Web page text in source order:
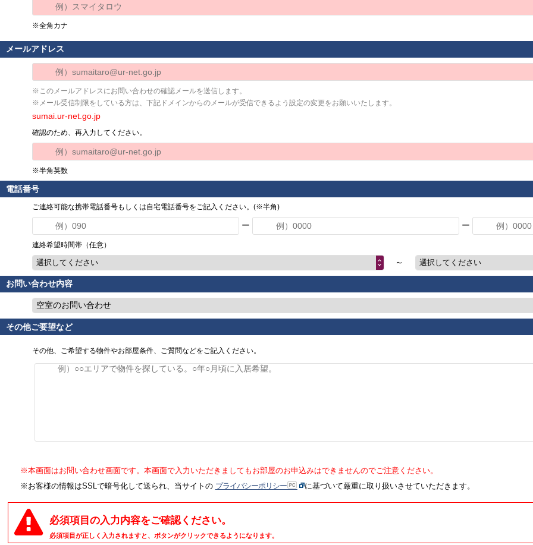
※全角カナ
メールアドレス
※このメールアドレスにお問い合わせの確認メールを送信します。
※メール受信制限をしている方は、下記ドメインからのメールが受信できるよう設定の変更をお願いいたします。
sumai.ur-net.go.jp
確認のため、再入力してください。
※半角英数
電話番号
ご連絡可能な携帯電話番号もしくは自宅電話番号をご記入ください。(※半角)
ー ー
連絡希望時間帯（任意）
選択してください ～ 選択してください
お問い合わせ内容
空室のお問い合わせ
その他ご要望など
その他、ご希望する物件やお部屋条件、ご質問などをご記入ください。
※本画面はお問い合わせ画面です。本画面で入力いただきましてもお部屋のお申込みはできませんのでご注意ください。
※お客様の情報はSSLで暗号化して送られ、当サイトの プライバシーポリシー に基づいて厳重に取り扱いさせていただきます。
必須項目の入力内容をご確認ください。
必須項目が正しく入力されますと、ボタンがクリックできるようになります。